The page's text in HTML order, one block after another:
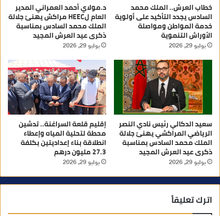
خطاب العرش.. الملك محمد
السادس يجدد التأكيد على أولوية
خدمة المواطن ومواصلة
الأوراش التنموية
يوليو 29, 2026
د.مولاي أحمد العمراني المدير
العام لHEEC مراكش يهنئ جلالة
الملك محمد السادس بمناسبة
ذكرى عيد العرش المجيد
يوليو 29, 2026
سعيد الدكالي رئيس نادي النصر
الرياضي المراكشي يهنئ جلالة
الملك محمد السادس بمناسبة
ذكرى عيد العرش المجيد
يوليو 29, 2026
إقليم قلعة السراغنة.. تدشين
محطة لتحلية المياه وإعطاء
انطلاقة بناء إعداديتين بكلفة
27.3 مليون درهم
يوليو 29, 2026
اترك تعليقاً